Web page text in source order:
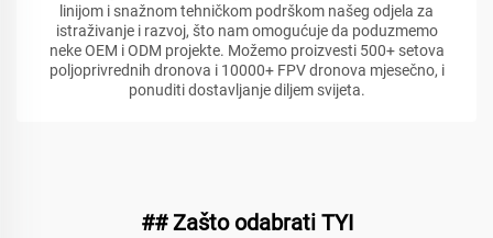
linijom i snažnom tehničkom podrškom našeg odjela za
istraživanje i razvoj, što nam omogućuje da poduzmemo
neke OEM i ODM projekte. Možemo proizvesti 500+ setova
poljoprivrednih dronova i 10000+ FPV dronova mjesečno, i
ponuditi dostavljanje diljem svijeta.
## Zašto odabrati TYI